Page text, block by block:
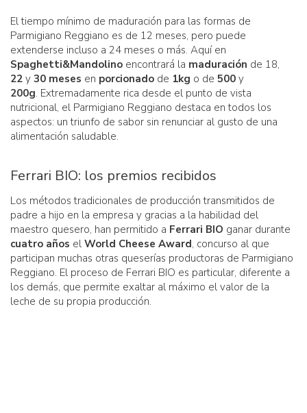
El tiempo mínimo de maduración para las formas de
Parmigiano Reggiano es de 12 meses, pero puede
extenderse incluso a 24 meses o más. Aquí en
Spaghetti&Mandolino encontrará la maduración de 18,
22 y 30 meses en porcionado de 1kg o de 500 y
200g. Extremadamente rica desde el punto de vista
nutricional, el Parmigiano Reggiano destaca en todos los
aspectos: un triunfo de sabor sin renunciar al gusto de una
alimentación saludable.
Ferrari BIO: los premios recibidos
Los métodos tradicionales de producción transmitidos de
padre a hijo en la empresa y gracias a la habilidad del
maestro quesero, han permitido a Ferrari BIO ganar durante
cuatro años el World Cheese Award, concurso al que
participan muchas otras queserías productoras de Parmigiano
Reggiano. El proceso de Ferrari BIO es particular, diferente a
los demás, que permite exaltar al máximo el valor de la
leche de su propia producción.